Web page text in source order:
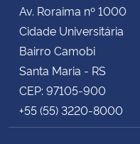
Av. Roraima nº 1000
Cidade Universitária
Bairro Camobi
Santa Maria - RS
CEP: 97105-900
+55 (55) 3220-8000